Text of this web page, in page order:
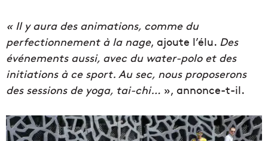
« Il y aura des animations, comme du
perfectionnement à la nage, ajoute l’élu. Des
événements aussi, avec du water-polo et des
initiations à ce sport. Au sec, nous proposerons
des sessions de yoga, tai-chi… », annonce-t-il.